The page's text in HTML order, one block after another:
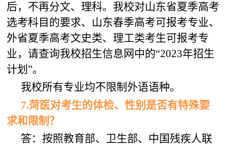
后，不再分文、理科。我校对山东省夏季高考
选考科目的要求、山东春季高考可报考专业、
外省夏季高考文史类、理工类考生可报考专
业，请查询我校招生信息网中的“2023年招生
计划”。
我校所有专业均不限制外语语种。
7.菏医对考生的体检、性别是否有特殊要
求和限制？
答：按照教育部、卫生部、中国残疾人联